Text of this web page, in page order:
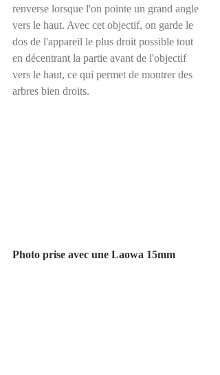
renverse lorsque l'on pointe un grand angle
vers le haut. Avec cet objectif, on garde le
dos de l'appareil le plus droit possible tout
en décentrant la partie avant de l'objectif
vers le haut, ce qui permet de montrer des
arbres bien droits.
Photo prise avec une Laowa 15mm